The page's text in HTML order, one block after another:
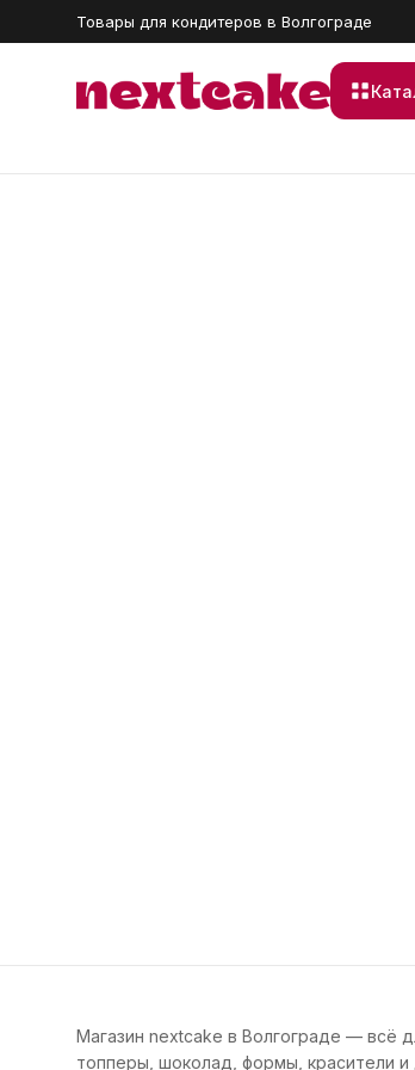
Товары для кондитеров в Волгограде
Магазин nextcake в Волгограде — всё
топперы, шоколад, формы, красители